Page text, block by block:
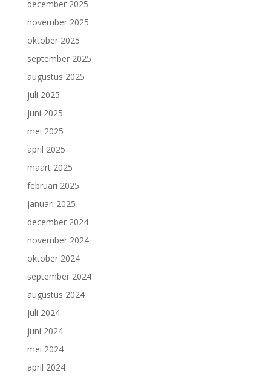
december 2025
november 2025
oktober 2025
september 2025
augustus 2025
juli 2025
juni 2025
mei 2025
april 2025
maart 2025
februari 2025
januari 2025
december 2024
november 2024
oktober 2024
september 2024
augustus 2024
juli 2024
juni 2024
mei 2024
april 2024